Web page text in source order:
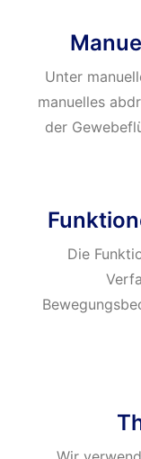
Unter
manuelles
der
Die